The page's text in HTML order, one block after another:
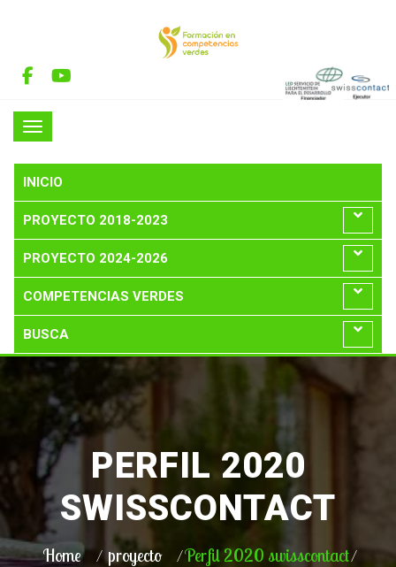
INICIO
PROYECTO 2018-2023
PROYECTO 2024-2026
COMPETENCIAS VERDES
BUSCA
PERFIL 2020
SWISSCONTACT
Home proyecto Perfil 2020 swisscontact